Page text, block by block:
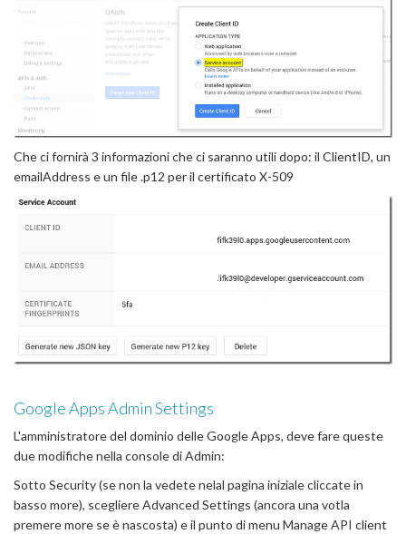
Che ci fornirà 3 informazioni che ci saranno utili dopo: il ClientID, un
emailAddress e un file .p12 per il certificato X-509
Google Apps Admin Settings
L'amministratore del dominio delle Google Apps, deve fare queste
due modifiche nella console di Admin:
Sotto Security (se non la vedete nelal pagina iniziale cliccate in
basso more), scegliere Advanced Settings (ancora una votla
premere more se è nascosta) e il punto di menu Manage API client